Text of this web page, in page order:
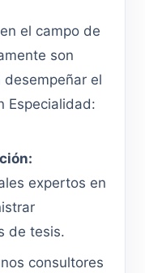
el campo de
son
el
Especialidad:
expertos en
de tesis.
consultores